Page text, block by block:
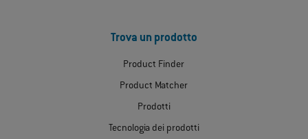
Trova un prodotto
Product Finder
Product Matcher
Prodotti
Tecnologia dei prodotti